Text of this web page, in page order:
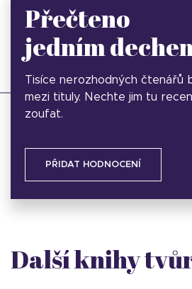
Přečteno
jedním
Tisíce nerozhodných čtenářů
mezi tituly. Nechte jim tu
zoufat.
PŘIDAT HODNOCENÍ
Další knihy